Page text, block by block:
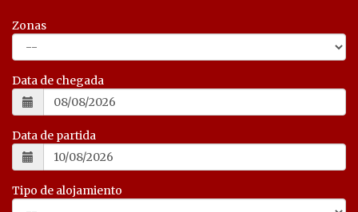
Zonas
Data de chegada
Data de partida
Tipo de alojamiento